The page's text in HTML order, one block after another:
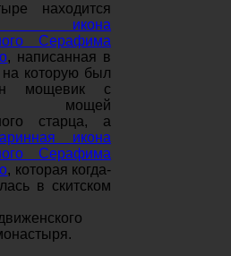
находится
икона
Серафима
, написанная в
на которую был
мощевик с
мощей
старца, а
икона
Серафима
, которая когда-
в скитском